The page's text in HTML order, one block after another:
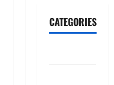
CATEGORIES